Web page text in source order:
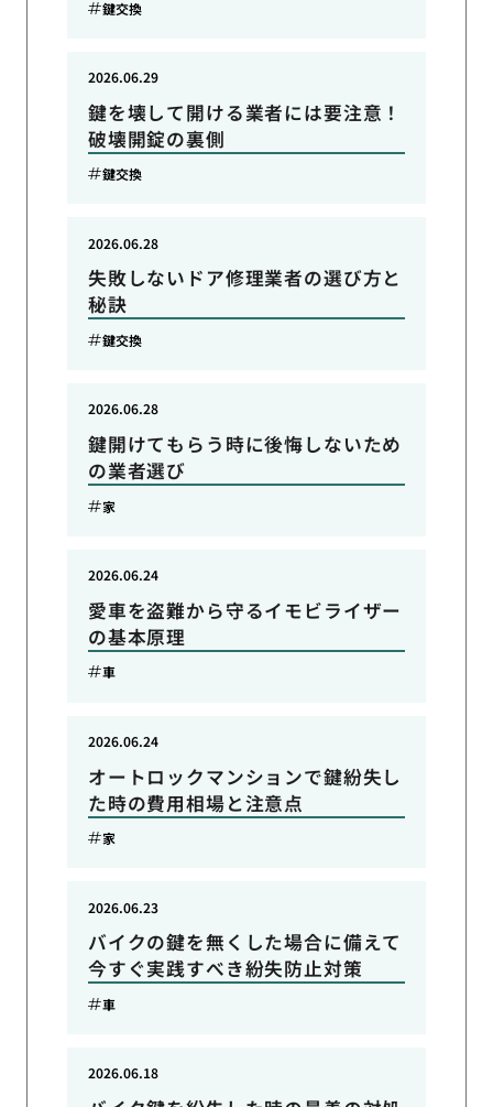
鍵交換
鍵を壊して開ける業者には要注意！
破壊開錠の裏側
2026.06.29
鍵交換
失敗しないドア修理業者の選び方と
秘訣
2026.06.28
鍵交換
鍵開けてもらう時に後悔しないため
の業者選び
2026.06.28
家
愛車を盗難から守るイモビライザー
の基本原理
2026.06.24
車
オートロックマンションで鍵紛失し
た時の費用相場と注意点
2026.06.24
家
バイクの鍵を無くした場合に備えて
今すぐ実践すべき紛失防止対策
2026.06.23
車
2026.06.18